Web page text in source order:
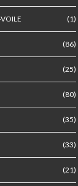
VOILE (1)
(86)
(25)
(80)
(35)
(33)
(21)